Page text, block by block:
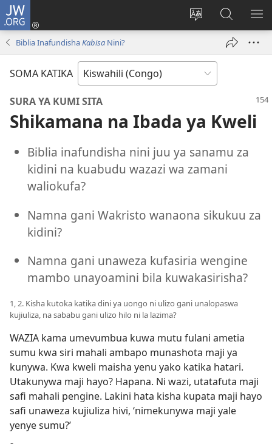
JW.ORG
Badili
adresi
Ingia
(opens
Tafuta
ku
JW.ORG
Biblia InafundishaKabisa Nini?
SOMA KATIKA
SURA YA KUMI SITA
Shikamana na Ibada ya Kweli
Biblia inafundisha nini juu ya sanamu za
kidini na kuabudu wazazi wa zamani
waliokufa?
Namna gani Wakristo wanaona sikukuu za
kidini?
Namna gani unaweza kufasiria wengine
mambo unayoamini bila kuwakasirisha?
1, 2. Kisha kutoka katika dini ya uongo ni ulizo gani unalopaswa
kujiuliza, na sababu gani ulizo hilo ni la lazima?
WAZIA kama umevumbua kuwa mutu fulani ametia
sumu kwa siri mahali ambapo munashota maji ya
kunywa. Kwa kweli maisha yenu yako katika hatari.
Utakunywa maji hayo? Hapana. Ni wazi, utatafuta maji
safi mahali pengine. Lakini hata kisha kupata maji hayo
safi unaweza kujiuliza hivi, ‘nimekunywa maji yale
yenye sumu?’